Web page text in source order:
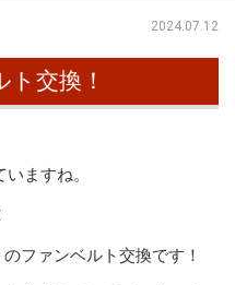
2024.07.12
ト交換！
ますね。
ファンベルト交換です！